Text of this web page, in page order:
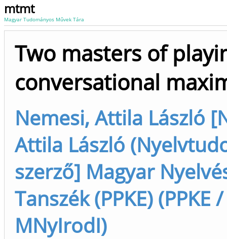
mtmt
Magyar Tudományos Művek Tára
Two masters of
conversational
Nemesi, Attila László
Attila László
szerző] Magyar
Tanszék (PPKE) (PPKE
MNyIrodI)